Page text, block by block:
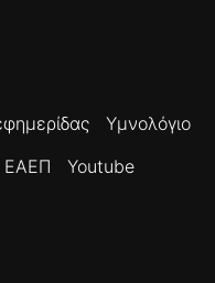
Υμνολόγιο
ΕΑΕΠ
Youtube